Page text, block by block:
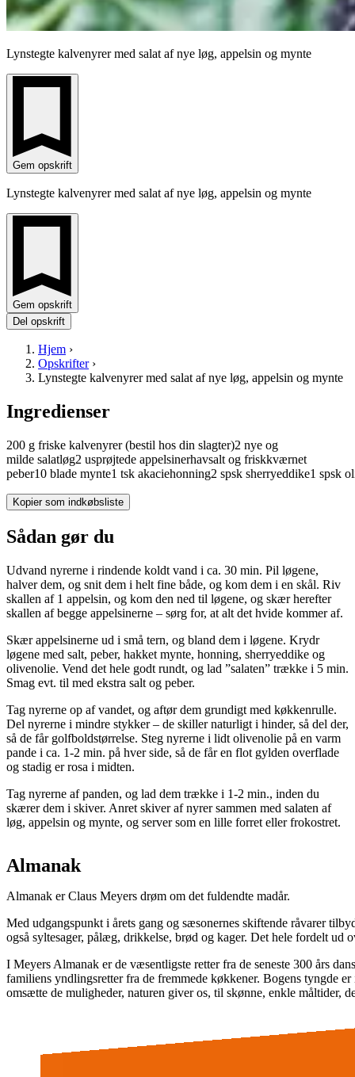
Lynstegte kalvenyrer med salat af nye løg, appelsin og mynte
Gem opskrift
Lynstegte kalvenyrer med salat af nye løg, appelsin og mynte
Gem opskrift
Del opskrift
Hjem ›
Opskrifter›
Lynstegte kalvenyrer med salat af nye løg, appelsin og mynte
Ingredienser
200 g friske kalvenyrer (bestil hos din slagter)2 nye og
milde salatløg2 usprøjtede appelsinerhavsalt og friskkværnet
peber10 blade mynte1 tsk akaciehonning2 spsk sherryeddike1 spsk
Kopier som indkøbsliste
Sådan gør du
Udvand nyrerne i rindende koldt vand i ca. 30 min. Pil løgene,
halver dem, og snit dem i helt fine både, og kom dem i en skål. Riv
skallen af 1 appelsin, og kom den ned til løgene, og skær herefter
skallen af begge appelsinerne – sørg for, at alt det hvide kommer af.
Skær appelsinerne ud i små tern, og bland dem i løgene. Krydr
løgene med salt, peber, hakket mynte, honning, sherryeddike og
olivenolie. Vend det hele godt rundt, og lad ”salaten” trække i 5 min.
Smag evt. til med ekstra salt og peber.
Tag nyrerne op af vandet, og aftør dem grundigt med køkkenrulle.
Del nyrerne i mindre stykker – de skiller naturligt i hinder, så del der,
så de får golfboldstørrelse. Steg nyrerne i lidt olivenolie på en varm
pande i ca. 1-2 min. på hver side, så de får en flot gylden overflade
og stadig er rosa i midten.
Tag nyrerne af panden, og lad dem trække i 1-2 min., inden du
skærer dem i skiver. Anret skiver af nyrer sammen med salaten af
løg, appelsin og mynte, og server som en lille forret eller frokostret.
Almanak
Almanak er Claus Meyers drøm om det fuldendte madår.
Med udgangspunkt i årets gang og sæsonernes skiftende råvarer
også syltesager, pålæg, drikkelse, brød og kager. Det hele fordelt ud
I Meyers Almanak er de væsentligste retter fra de seneste 300 års
familiens yndlingsretter fra de fremmede køkkener. Bogens tyngde
omsætte de muligheder, naturen giver os, til skønne, enkle måltider,